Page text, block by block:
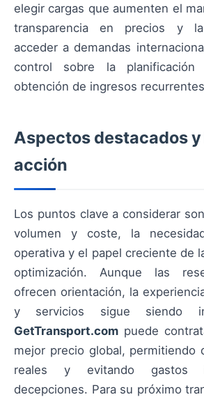
elegir cargas que aumenten el
transparencia en precios y
acceder a demandas
control sobre la
obtención de ingresos
Aspectos destacados y
acción
Los puntos clave a considerar
volumen y coste, la
operativa y el papel creciente de
optimización. Aunque las
ofrecen orientación, la
y servicios sigue siendo
GetTransport.com puede
mejor precio global, permitiendo
reales y evitando gastos
decepciones. Para su próximo